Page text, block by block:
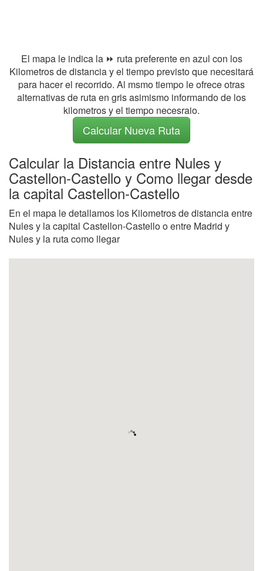
El mapa le indica la ⏩ ruta preferente en azul con los
Kilometros de distancia y el tiempo previsto que necesitará
para hacer el recorrido. Al msmo tiempo le ofrece otras
alternativas de ruta en gris asimismo informando de los
kilometros y el tiempo necesraio.
Calcular Nueva Ruta
Calcular la Distancia entre Nules y
Castellon-Castello y Como llegar desde
la capital Castellon-Castello
En el mapa le detallamos los Kilometros de distancia entre
Nules y la capital Castellon-Castello o entre Madrid y
Nules y la ruta como llegar